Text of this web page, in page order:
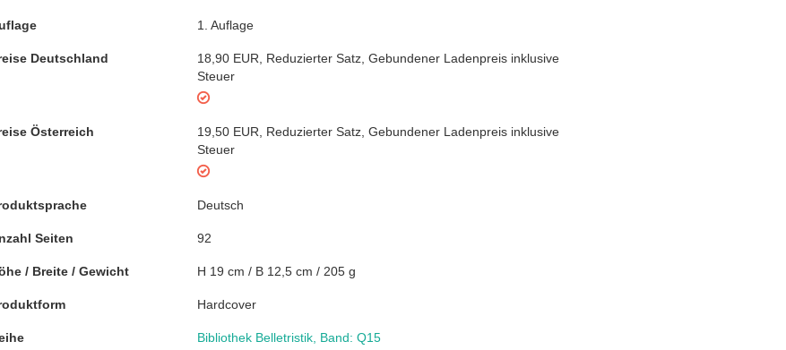
1. Auflage
Deutschland 18,90 EUR Reduzierter Satz Gebundener Ladenpreis inklusive
Steuer
Österreich 19,50 EUR Reduzierter Satz Gebundener Ladenpreis inklusive
Steuer
Deutsch
Seiten 92
/ Breite / Gewicht H 19 cm / B 12,5 cm / 205 g
Hardcover
Bibliothek Belletristik Band: Q15